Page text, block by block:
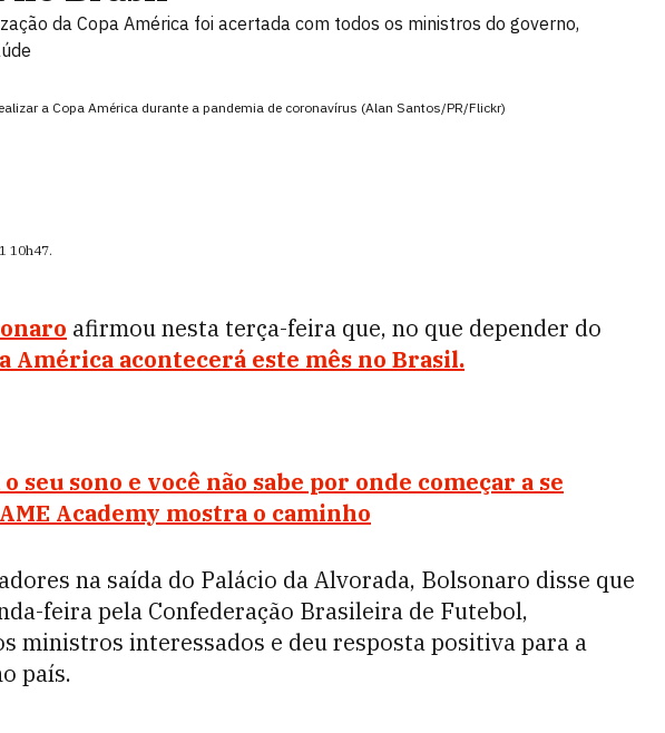
da Copa América foi acertada com todos os ministros do governo,
a Copa América durante a pandemia de coronavírus (Alan Santos/PR/Flickr)
10h47.
afirmou nesta terça-feira que, no que depender do
América acontecerá este mês no Brasil.
seu sono e você não sabe por onde começar a se
Academy mostra o caminho
na saída do Palácio da Alvorada, Bolsonaro disse que
feira pela Confederação Brasileira de Futebol,
ministros interessados e deu resposta positiva para a
país.